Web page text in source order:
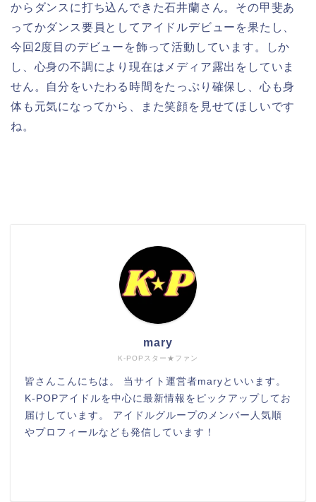
からダンスに打ち込んできた石井蘭さん。その甲斐あ
ってかダンス要員としてアイドルデビューを果たし、
今回2度目のデビューを飾って活動しています。しか
し、心身の不調により現在はメディア露出をしていま
せん。自分をいたわる時間をたっぷり確保し、心も身
体も元気になってから、また笑顔を見せてほしいです
ね。
K-POPスター★ファン
mary
皆さんこんにちは。 当サイト運営者maryといいます。
K-POPアイドルを中心に最新情報をピックアップしてお
届けしています。 アイドルグループのメンバー人気順
やプロフィールなども発信しています！